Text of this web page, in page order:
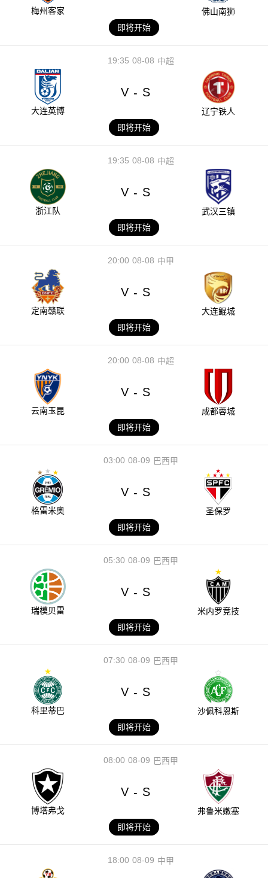
梅州客家
佛山南狮
即将开始
08-08
19:35 中超
大连英博
V - S
辽宁铁人
即将开始
08-08
19:35 中超
浙江队
V - S
武汉三镇
即将开始
08-08
20:00 中甲
定南赣联
V - S
大连鲲城
即将开始
08-08
20:00 中超
云南玉昆
V - S
成都蓉城
即将开始
08-09
03:00 巴西甲
格雷米奥
V - S
圣保罗
即将开始
08-09
05:30 巴西甲
瑞模贝雷
V - S
米内罗竞技
即将开始
08-09
07:30 巴西甲
科里蒂巴
V - S
沙佩科恩斯
即将开始
08-09
08:00 巴西甲
博塔弗戈
V - S
弗鲁米嫩塞
即将开始
08-09
18:00 中甲